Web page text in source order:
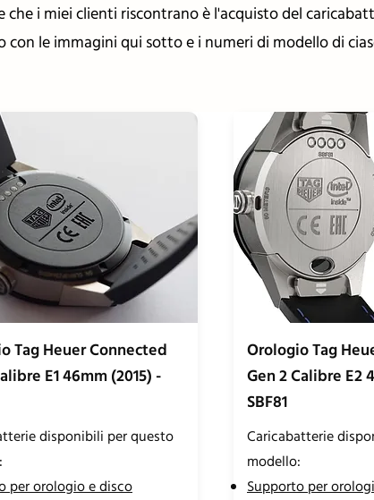
che i miei clienti riscontrano è l'acquisto del
con le immagini qui sotto e i numeri di modello di
Tag Heuer Connected
E1 46mm (2015) -
disponibili per questo
per orologio e disco
Orologio Tag
Gen 2 Calibre E2
SBF81
Caricabatterie
modello:
Supporto per